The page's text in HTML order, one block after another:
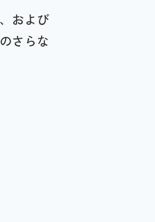
および
さらな